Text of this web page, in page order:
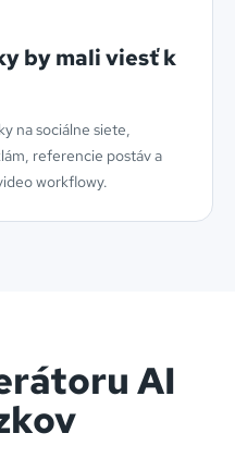
by mali viesť k
na sociálne siete,
referencie postáv a
workflowy.
AI